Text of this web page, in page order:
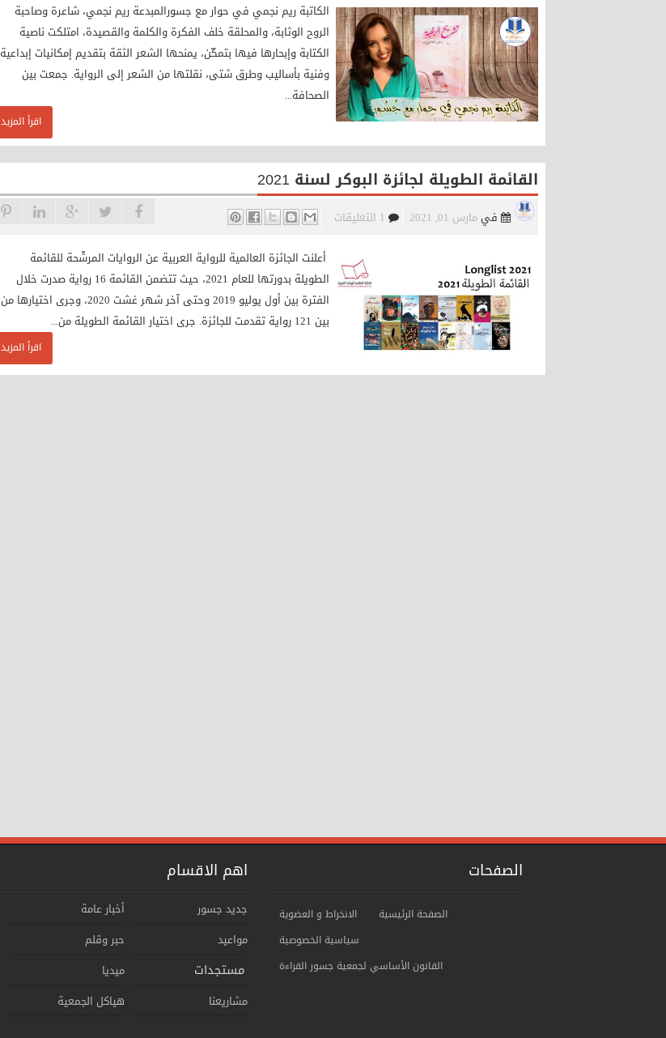
الكاتبة ريم نجمي في حوار مع جسورالمبدعة ريم نجمي، شاعرة وصاحبة
الروح الوثابة، والمحلقة خلف الفكرة والكلمة والقصيدة، امتلكت ناصية
الكتابة وإبحارها فيها بتمكّن، يمنحها الشعر الثقة بتقديم إمكانيات إبداعية
وفنية بأساليب وطرق شتى، نقلتها من الشعر إلى الرواية. جمعت بين
الصحافة...
اقرأ المزيد
القائمة الطويلة لجائزة البوكر لسنة 2021
فيمارس 01, 2021
1 التعليقات
أعلنت الجائزة العالمية للرواية العربية عن الروايات المرشّحة للقائمة
الطويلة بدورتها للعام 2021، حيث تتضمن القائمة 16 رواية صدرت خلال
الفترة بين أول يوليو 2019 وحتى آخر شهر غشت 2020، وجرى اختيارها من
بين 121 رواية تقدمت للجائزة. جرى اختيار القائمة الطويلة من...
اقرأ المزيد
الصفحات
الانخراط و العضوية
الصفحة الرئيسية
سياسية الخصوصية
ﺍﻟﻘﺎنوﻥ الأساسي لجمعية جسور القراءة
اهم الاقسام
جديد جسور
أخبار عامة
مواعيد
حبر وقلم
مستجدات
ميديا
مشاريعنا
هياكل الجمعية